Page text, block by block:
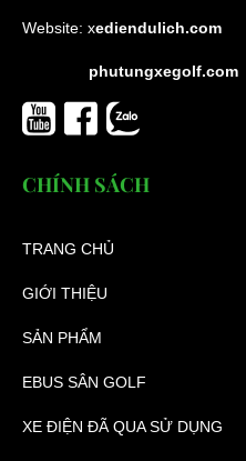
Website: xediendulich.com
phutungxegolf.com
CHÍNH SÁCH
TRANG CHỦ
GIỚI THIỆU
SẢN PHẨM
EBUS SÂN GOLF
XE ĐIỆN ĐÃ QUA SỬ DỤNG